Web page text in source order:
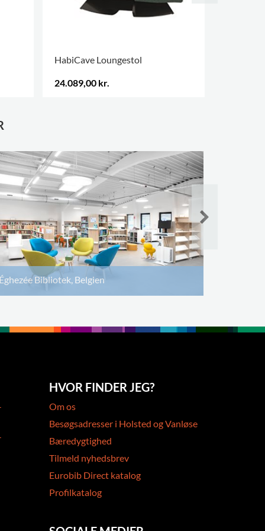
HabiCave Loungestol
24.089,00 kr.
Éghezée Bibliotek, Belgien
HVOR FINDER JEG?
Om os
Besøgsadresser i Holsted og Vanløse
Bæredygtighed
Tilmeld nyhedsbrev
Eurobib Direct katalog
Profilkatalog